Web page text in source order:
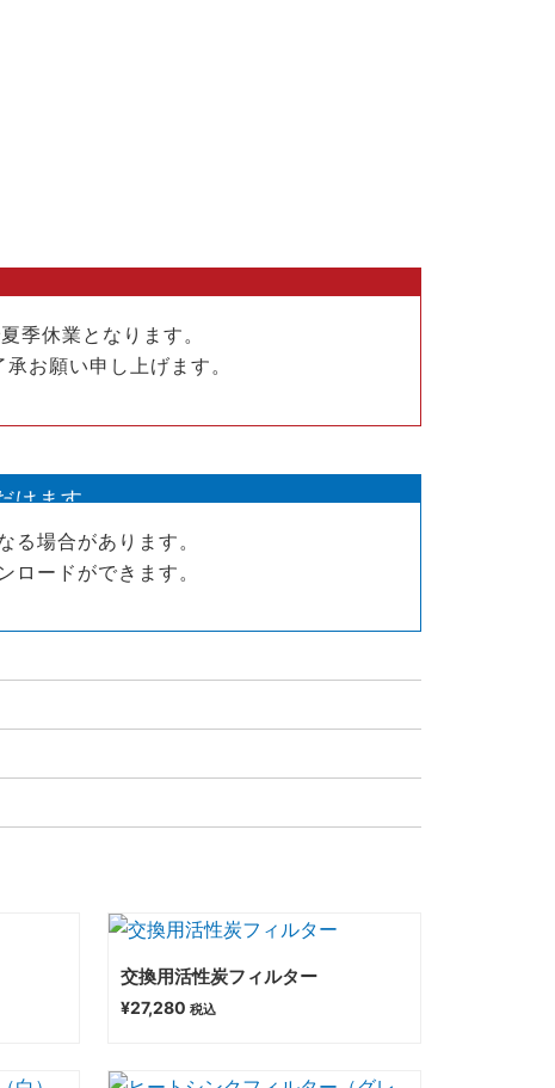
季休業となります。
お願い申し上げます。
けます。
る場合があります。
ロードができます。
交換用活性炭フィルター
¥27,280 税込